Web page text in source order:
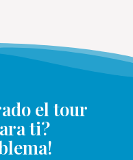
el tour
ti?